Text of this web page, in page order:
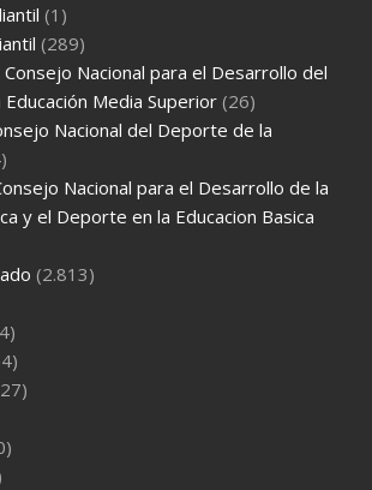
(1)
(289)
Consejo Nacional para el Desarrollo del
Media Superior (26)
Nacional del Deporte de la
Nacional para el Desarrollo de la
y el Deporte en la Educacion Basica
(2.813)